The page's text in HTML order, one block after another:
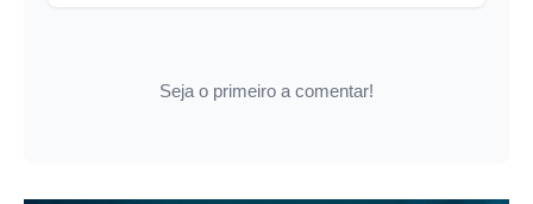
Seja o primeiro a comentar!